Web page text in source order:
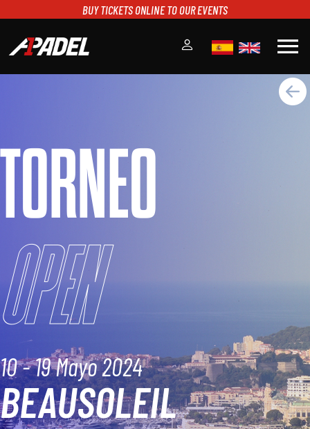
BUY TICKETS ONLINE TO OUR EVENTS
menu
TORNEOS
MULTIMEDIA
TORNEO
Open
10 - 19 Mayo 2024
BEAUSOLEIL